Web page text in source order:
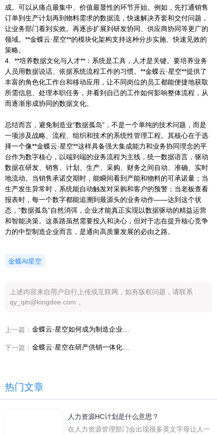
成。可以从痛点最集中、价值最显性的环节开始。例如，先打通销售
订单到生产计划再到物料需求的数据流，快速解决齐套和交付问题，
让业务部门看到实效。再逐步扩展到研发协同、供应商协同等更广的
领域。**金蝶云·星空**的模块化架构支持这种分步实施、快速见效的
策略。
4. **培养数据文化与人才**：系统是工具，人才是关键。要培养业务
人员用数据说话、依据系统流程工作的习惯。**金蝶云·星空**提供了
丰富的角色化工作台和移动应用，让不同岗位的员工都能便捷地获取
所需信息、处理本职任务，并看到自己的工作如何影响整体流程，从
而逐渐形成协同的数据文化。
总结而言，避免制造业“数据孤岛”，不是一个单纯的技术问题，而是
一项涉及战略、流程、组织和技术的系统性管理工程。其核心在于选
择一个像**金蝶云·星空**这样具备强大集成能力和业务协同理念的平
台作为数字核心，以端到端的业务流程为主线，统一数据语言，驱动
数据在研发、销售、计划、生产、采购、财务之间自动、准确、实时
地流动。当销售承诺交期时，能瞬间看到产能和物料的可承诺量；当
生产发生异常时，系统能自动触发对采购和客户的预警；当老板查看
报表时，每一个数字都能追溯到最源头的业务动作——达到这个状
态，“数据孤岛”自然消弭，企业才能真正实现以数据驱动的精益运营
和智能决策。这条路虽然需要投入和决心，但对于志在提升核心竞争
力的中型制造企业而言，是通向高质量发展的必由之路。
金蝶AI星空
上述内容来自用户自行上传或互联网，如有版权问题，请联系
qy_qin@kingdee.com 。
上一篇：
下一篇：
热门文章
人力资源HC计划是什么意思？
在人力资源管理部门会出现很多英文字母让人一